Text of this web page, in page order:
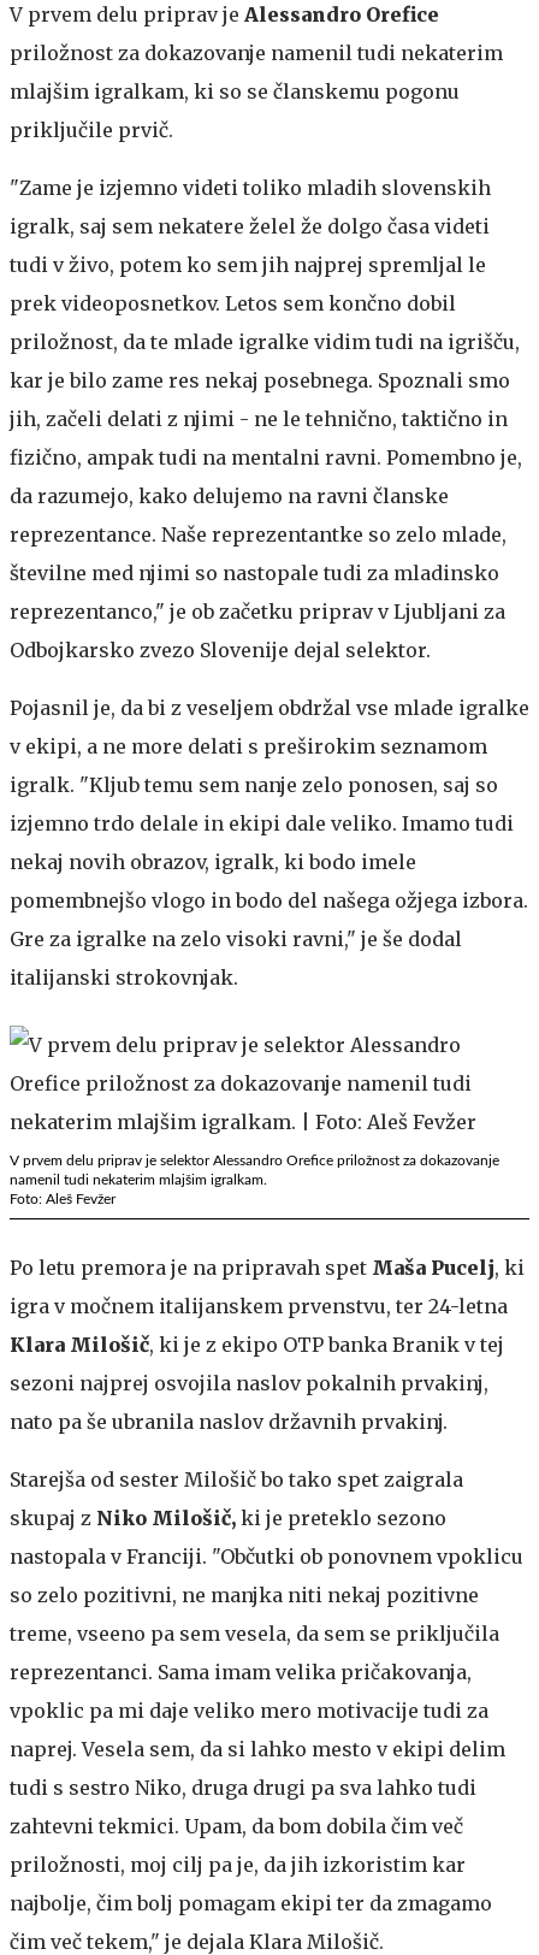
V prvem delu priprav je Alessandro Orefice
priložnost za dokazovanje namenil tudi nekaterim
mlajšim igralkam, ki so se članskemu pogonu
priključile prvič.
"Zame je izjemno videti toliko mladih slovenskih
igralk, saj sem nekatere želel že dolgo časa videti
tudi v živo, potem ko sem jih najprej spremljal le
prek videoposnetkov. Letos sem končno dobil
priložnost, da te mlade igralke vidim tudi na igrišču,
kar je bilo zame res nekaj posebnega. Spoznali smo
jih, začeli delati z njimi - ne le tehnično, taktično in
fizično, ampak tudi na mentalni ravni. Pomembno je,
da razumejo, kako delujemo na ravni članske
reprezentance. Naše reprezentantke so zelo mlade,
številne med njimi so nastopale tudi za mladinsko
reprezentanco," je ob začetku priprav v Ljubljani za
Odbojkarsko zvezo Slovenije dejal selektor.
Pojasnil je, da bi z veseljem obdržal vse mlade igralke
v ekipi, a ne more delati s preširokim seznamom
igralk. "Kljub temu sem nanje zelo ponosen, saj so
izjemno trdo delale in ekipi dale veliko. Imamo tudi
nekaj novih obrazov, igralk, ki bodo imele
pomembnejšo vlogo in bodo del našega ožjega izbora.
Gre za igralke na zelo visoki ravni," je še dodal
italijanski strokovnjak.
V prvem delu priprav je selektor Alessandro Orefice priložnost za dokazovanje
namenil tudi nekaterim mlajšim igralkam.
Foto: Aleš Fevžer
Po letu premora je na pripravah spet Maša Pucelj, ki
igra v močnem italijanskem prvenstvu, ter 24-letna
Klara Milošič, ki je z ekipo OTP banka Branik v tej
sezoni najprej osvojila naslov pokalnih prvakinj,
nato pa še ubranila naslov državnih prvakinj.
Starejša od sester Milošič bo tako spet zaigrala
skupaj z Niko Milošič, ki je preteklo sezono
nastopala v Franciji. "Občutki ob ponovnem vpoklicu
so zelo pozitivni, ne manjka niti nekaj pozitivne
treme, vseeno pa sem vesela, da sem se priključila
reprezentanci. Sama imam velika pričakovanja,
vpoklic pa mi daje veliko mero motivacije tudi za
naprej. Vesela sem, da si lahko mesto v ekipi delim
tudi s sestro Niko, druga drugi pa sva lahko tudi
zahtevni tekmici. Upam, da bom dobila čim več
priložnosti, moj cilj pa je, da jih izkoristim kar
najbolje, čim bolj pomagam ekipi ter da zmagamo
čim več tekem," je dejala Klara Milošič.